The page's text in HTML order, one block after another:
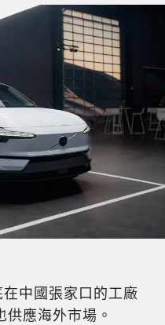
中國張家口的工廠
供應海外市場。